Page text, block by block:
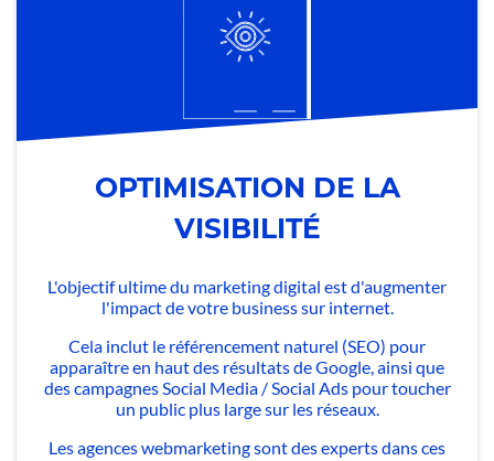
OPTIMISATION DE LA
VISIBILITÉ
L'objectif ultime du marketing digital est d'augmenter
l'impact de votre business sur internet.
Cela inclut le référencement naturel (SEO) pour
apparaître en haut des résultats de Google, ainsi que
des campagnes Social Media / Social Ads pour toucher
un public plus large sur les réseaux.
Les agences webmarketing sont des experts dans ces